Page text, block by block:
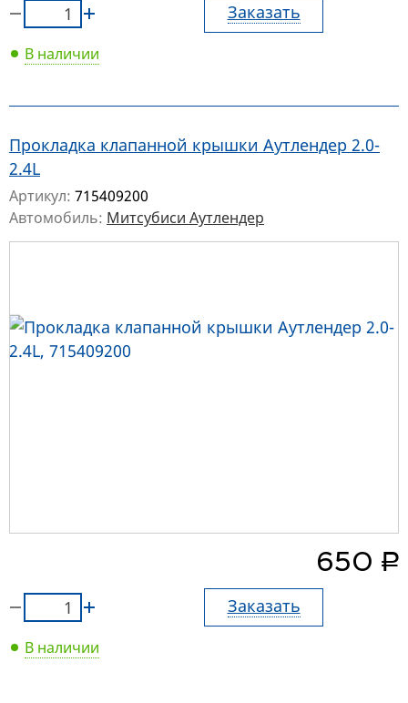
Заказать
В наличии
Прокладка клапанной крышки Аутлендер 2.0-
2.4L
Артикул: 715409200
Автомобиль: Митсубиси Аутлендер
650 руб.
Заказать
В наличии